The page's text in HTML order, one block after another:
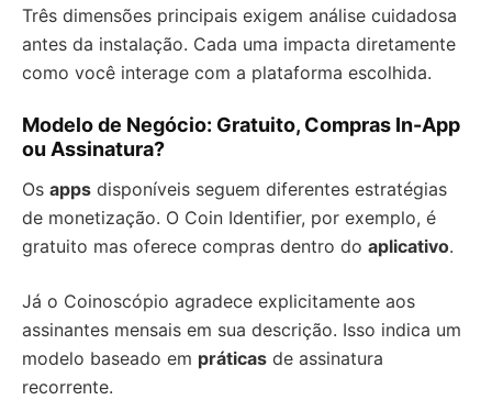
Três dimensões principais exigem análise cuidadosa
antes da instalação. Cada uma impacta diretamente
como você interage com a plataforma escolhida.
Modelo de Negócio: Gratuito, Compras In-App
ou Assinatura?
Os apps disponíveis seguem diferentes estratégias
de monetização. O Coin Identifier, por exemplo, é
gratuito mas oferece compras dentro do aplicativo.
Já o Coinoscópio agradece explicitamente aos
assinantes mensais em sua descrição. Isso indica um
modelo baseado em práticas de assinatura
recorrente.